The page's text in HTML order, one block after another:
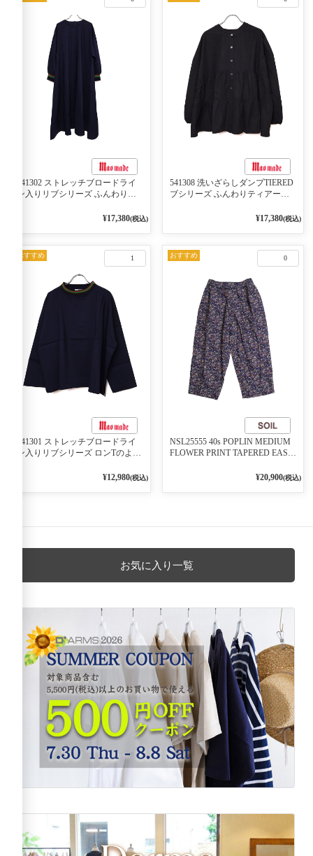
541302 ストレッチブロードライ
ン入りリブシリーズ ふんわりス
¥17,380(税込)
541308 洗いざらしダンプTIERED
ブシリーズ ふんわりティアード
¥17,380(税込)
1
おすすめ
541301 ストレッチブロードライ
ン入りリブシリーズ ロンTのよう
プルオーバー 79ネイビー¥12,980(税込)
0
おすすめ
NSL25555 40s POPLIN MEDIUM
FLOWER PRINT TAPERED EASY
¥20,900(税込)
お気に入り一覧